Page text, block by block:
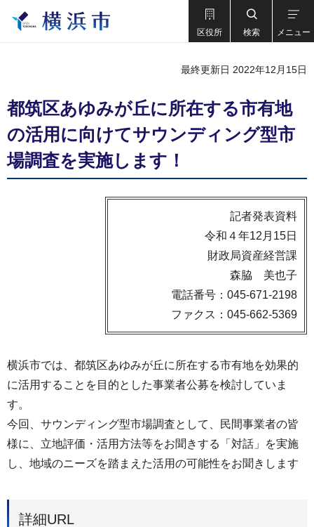
区役所 検索 メニュー
最終更新日 2022年12月15日
都筑区あゆみが丘に所在する市有地
の活用に向けてサウンディング型市
場調査を実施します！
記者発表資料
令和４年12月15日
財政局資産経営課
森脇 美也子
電話番号：045-671-2198
ファクス：045-662-5369
横浜市では、都筑区あゆみが丘に所在する市有地を効果的
に活用することを目的とした事業者公募を検討していま
す。
今回、サウンディング型市場調査として、民間事業者の皆
様に、立地評価・活用方法等をお聞きする「対話」を実施
し、地域のニーズを踏まえた活用の可能性をお聞きします
詳細URL